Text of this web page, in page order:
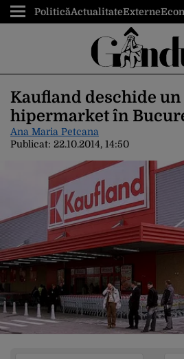
PoliticăActualitateExterne
Kaufland deschide
hipermarket în
Ana Maria Petcana
Publicat: 22.10.2014, 14:50